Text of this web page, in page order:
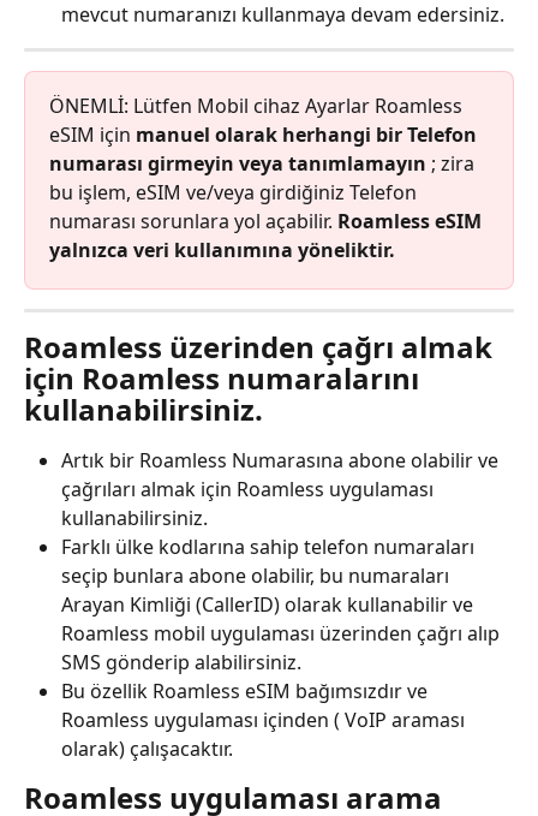
mevcut numaranızı kullanmaya devam edersiniz.
ÖNEMLİ: Lütfen Mobil cihaz Ayarlar Roamless
eSIM için manuel olarak herhangi bir Telefon
numarası girmeyin veya tanımlamayın ; zira
bu işlem, eSIM ve/veya girdiğiniz Telefon
numarası sorunlara yol açabilir. Roamless eSIM
yalnızca veri kullanımına yöneliktir.
Roamless üzerinden çağrı almak
için Roamless numaralarını
kullanabilirsiniz.
Artık bir Roamless Numarasına abone olabilir ve
çağrıları almak için Roamless uygulaması
kullanabilirsiniz.
Farklı ülke kodlarına sahip telefon numaraları
seçip bunlara abone olabilir, bu numaraları
Arayan Kimliği (CallerID) olarak kullanabilir ve
Roamless mobil uygulaması üzerinden çağrı alıp
SMS gönderip alabilirsiniz.
Bu özellik Roamless eSIM bağımsızdır ve
Roamless uygulaması içinden ( VoIP araması
olarak) çalışacaktır.
Roamless uygulaması arama